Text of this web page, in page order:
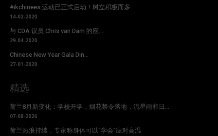
#ikchinees 运动已正式启动！树立积极而多...
14-02-2020
与 CDA 议员 Chris van Dam 的座...
29-04-2020
Chinese New Year Gala Din...
27-01-2020
精选
荷兰8月新变化：学校开学，烟花禁令落地，流星雨和日...
07-08-2026
荷兰热浪持续，专家称身体可以“学会”应对高温